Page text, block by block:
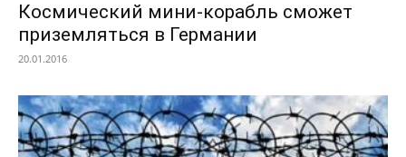
Космический мини-корабль сможет
приземляться в Германии
20.01.2016